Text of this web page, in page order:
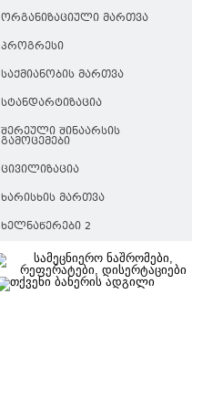
ᲝᲠᲒᲐᲜᲘᲖᲐᲪᲘᲣᲚᲘ ᲛᲐᲠᲗᲕᲐ
ᲞᲠᲝᲒᲠᲔᲡᲘ
ᲡᲐᲥᲛᲘᲐᲜᲝᲑᲘᲡ ᲛᲐᲠᲗᲕᲐ
ᲡᲢᲐᲜᲓᲐᲠᲢᲘᲖᲐᲪᲘᲐ
ᲨᲔᲠᲔᲣᲚᲘ ᲨᲘᲜᲐᲐᲠᲡᲘᲡ
ᲒᲐᲛᲝᲪᲔᲛᲔᲑᲘ
ᲪᲘᲕᲘᲚᲘᲖᲐᲪᲘᲐ
ᲮᲐᲠᲘᲡᲮᲘᲡ ᲛᲐᲠᲗᲕᲐ
ᲮᲔᲚᲜᲐᲬᲔᲠᲔᲑᲘ 2